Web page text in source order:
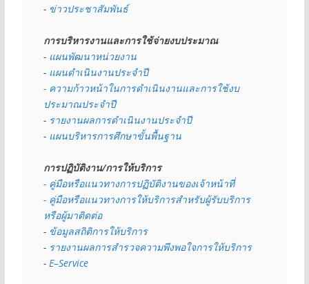
- ข่าวประชาสัมพันธ์
การบริหารงานและการใช้จ่ายงบประมาณ
- แผนพัฒนาหน่วยงาน
- แผนดำเนินงานประจำปี
- ความก้าวหน้าในการดำเนินงานและการใช้งบ
ประมาณประจำปี
- รายงานผลการดำเนินงานประจำปี
- แผนบริหารการศึกษาขั้นพื้นฐาน
การปฏิบัติงาน/การให้บริการ
- คู่มือหรือแนวทางการปฏิบัติงานของเจ้าหน้าที่
- คู่มือหรือแนวทางการให้บริการสำหรับผู้รับบริการ
หรือผู้มาติดต่อ
- ข้อมูลสถิติการให้บริการ
- รายงานผลการสำรวจความพึงพอใจการให้บริการ
- E–Service